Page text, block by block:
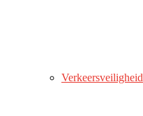
Verkeersveiligheid